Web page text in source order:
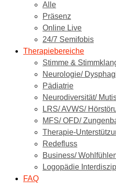
Alle
Präsenz
Online Live
24/7 Semifobis
Therapiebereiche
Stimme &
Neurologie/
Pädiatrie
Neurodiversität/
LRS/ AVWS/
MFS/ OFD/
Therapie-
Redefluss
Business/
Logopädie
FAQ